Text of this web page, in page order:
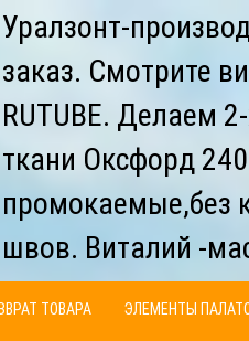
Уралзонт-
заказ. Смотрите
RUTUBE. Делаем
ткани Оксфорд
промокаемые,без
швов. Виталий -
ТОВАРА ЭЛЕМЕНТЫ